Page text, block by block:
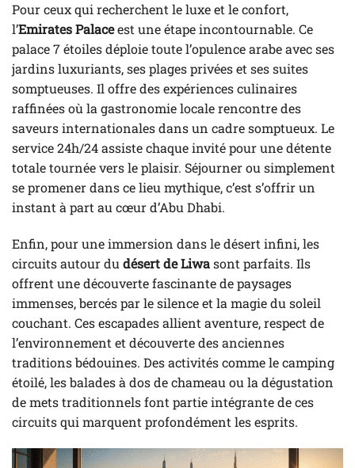
Pour ceux qui recherchent le luxe et le confort,
l’Emirates Palaceest une étape incontournable. Ce
palace 7 étoiles déploie toute l’opulence arabe avec ses
jardins luxuriants, ses plages privées et ses suites
somptueuses. Il offre des expériences culinaires
raffinées où la gastronomie locale rencontre des
saveurs internationales dans un cadre somptueux. Le
service 24h/24 assiste chaque invité pour une détente
totale tournée vers le plaisir. Séjourner ou simplement
se promener dans ce lieu mythique, c’est s’offrir un
instant à part au cœur d’Abu Dhabi.
Enfin, pour une immersion dans le désert infini, les
circuits autour du désert de Liwasont parfaits. Ils
offrent une découverte fascinante de paysages
immenses, bercés par le silence et la magie du soleil
couchant. Ces escapades allient aventure, respect de
l’environnement et découverte des anciennes
traditions bédouines. Des activités comme le camping
étoilé, les balades à dos de chameau ou la dégustation
de mets traditionnels font partie intégrante de ces
circuits qui marquent profondément les esprits.